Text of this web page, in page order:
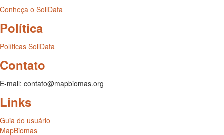
Conheça o SoilData
Política
Políticas SoilData
Contato
E-mail: contato@mapbiomas.org
Links
Guia do usuário
MapBiomas